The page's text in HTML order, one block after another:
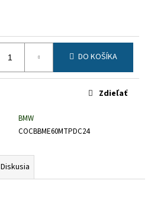
DO KOŠÍKA
BMW
COCBBME60MTPDC24
Zdieľať
Diskusia